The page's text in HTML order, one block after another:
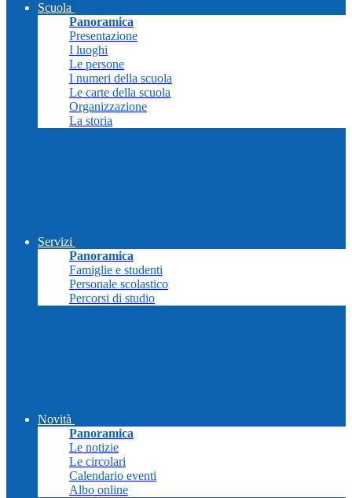
Scuola
Panoramica
Presentazione
I luoghi
Le persone
I numeri della scuola
Le carte della scuola
Organizzazione
La storia
Servizi
Panoramica
Famiglie e studenti
Personale scolastico
Percorsi di studio
Novità
Panoramica
Le notizie
Le circolari
Calendario eventi
Albo online